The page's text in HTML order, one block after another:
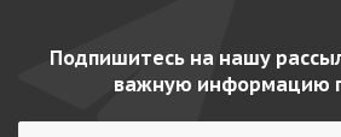
Подпишитесь на нашу
важную информацию